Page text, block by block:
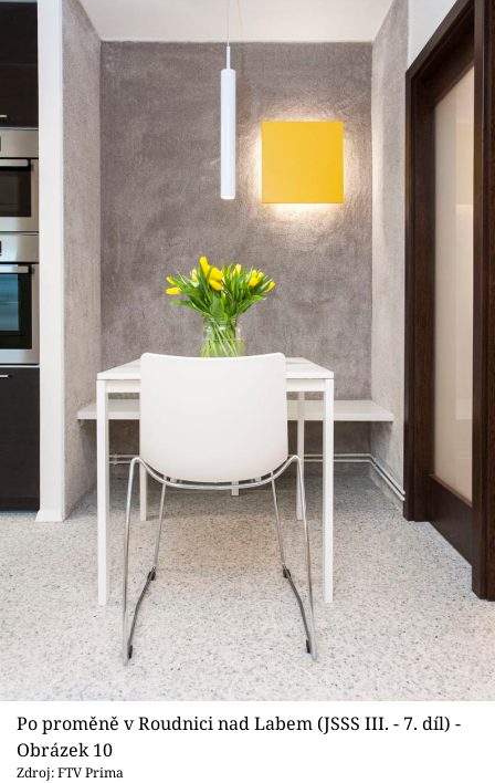
Po proměně v Roudnici nad Labem (JSSS III. - 7. díl) -
Obrázek 10
Zdroj: FTV Prima